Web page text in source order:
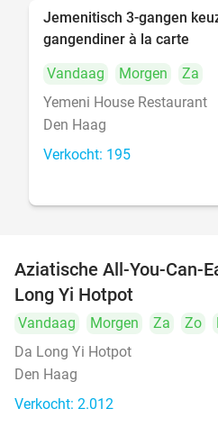
Jemenitisch 3-gangen
gangendiner à la carte
Vandaag
Morgen
Za
Yemeni House Restaurant
Den Haag
Verkocht: 195
Aziatische All-You-Can-
Long Yi Hotpot
Vandaag Morgen Za Zo
Da Long Yi Hotpot
Den Haag
Verkocht: 2.012